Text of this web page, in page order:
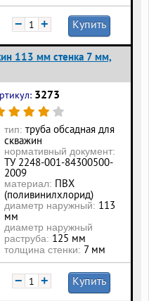
− + Купить
113 мм стенка 7 мм,
3273
тип: труба обсадная для
скважин
нормативный документ:
ТУ 2248-001-84300500-
2009
материал: ПВХ
(поливинилхлорид)
диаметр наружный: 113
мм
диаметр наружный
раструба: 125 мм
толщина стенки: 7 мм
− + Купить